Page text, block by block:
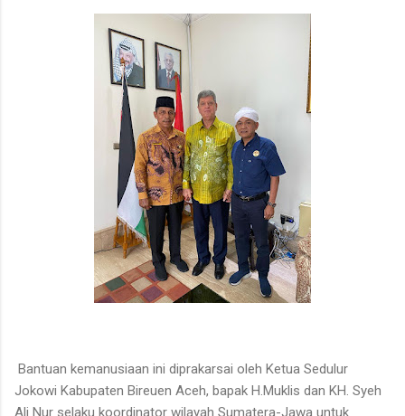
Bantuan kemanusiaan ini diprakarsai oleh Ketua Sedulur
Jokowi Kabupaten Bireuen Aceh, bapak H.Muklis dan KH. Syeh
Ali Nur selaku koordinator wilayah Sumatera-Jawa untuk